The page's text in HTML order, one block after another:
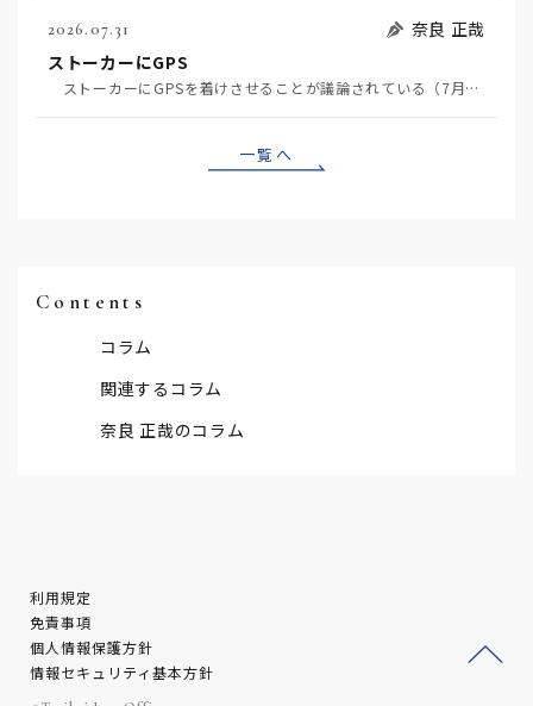
2026.07.31
奈良 正哉
ストーカーにGPS
ストーカーにGPSを着けさせることが議論されている（7月29日日経）。反対派は「ストーカーにも人権…
一覧へ
Contents
コラム
関連するコラム
奈良 正哉のコラム
利用規定
免責事項
個人情報保護方針
情報セキュリティ基本方針